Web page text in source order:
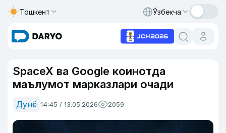
Тошкент Ўзбекча
SpaceX ва Google коинотда
маълумот марказлари очади
Дунё 14:45 / 13.05.2026 2059